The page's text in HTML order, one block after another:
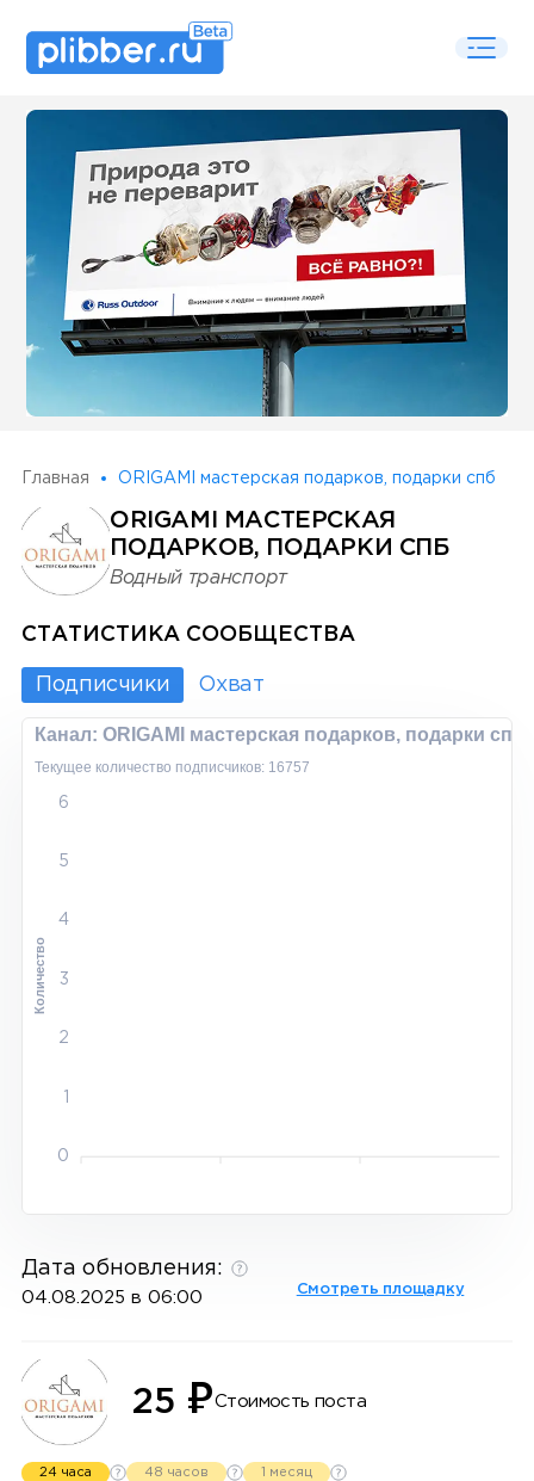
Some SEO Title
Главная ORIGAMI мастерская подарков, подарки спб
ORIGAMI МАСТЕРСКАЯ
ПОДАРКОВ, ПОДАРКИ СПБ
Водный транспорт
СТАТИСТИКА СООБЩЕСТВА
Подписчики Охват
Канал: ORIGAMI мастерская подарков, подарки спб
Текущее количество подписчиков: 16757
6
5
4
3
2
1
0
Количество
Дата обновления:
04.08.2025 в 06:00 Смотреть площадку
25 ₽Стоимость поста
24 часа 48 часов 1 месяц